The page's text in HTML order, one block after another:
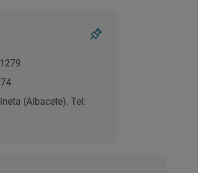
(Albacete). Tel: